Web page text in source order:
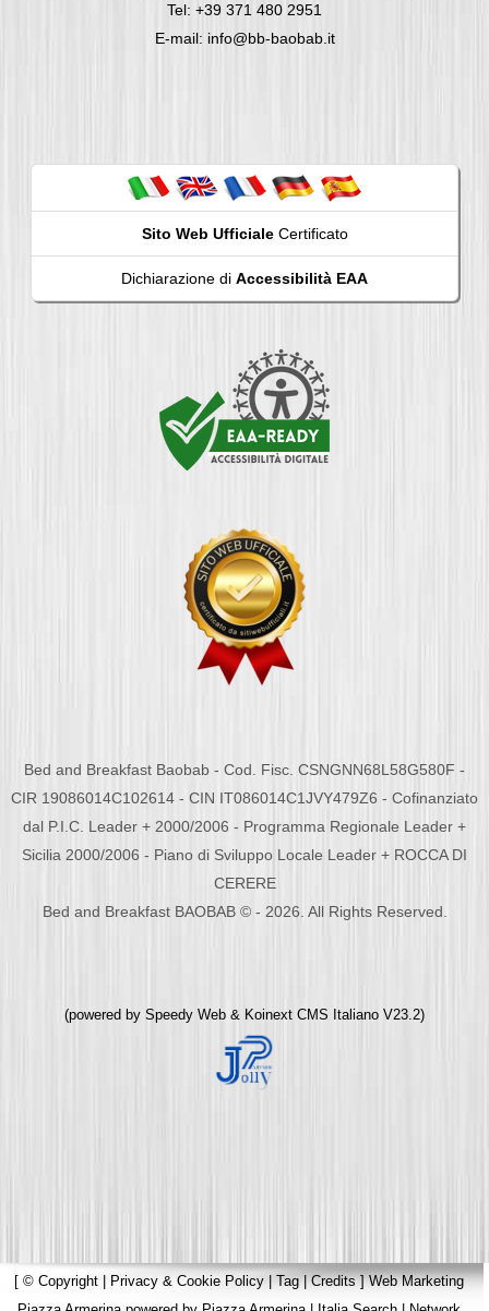
Tel: +39 371 480 2951
E-mail: info@bb-baobab.it
Sito Web UfficialeCertificato
Dichiarazione di Accessibilità EAA
Bed and Breakfast Baobab - Cod. Fisc. CSNGNN68L58G580F -
CIR 19086014C102614 - CIN IT086014C1JVY479Z6 - Cofinanziato
dal P.I.C. Leader + 2000/2006 - Programma Regionale Leader +
Sicilia 2000/2006 - Piano di Sviluppo Locale Leader + ROCCA DI
CERERE
Bed and Breakfast BAOBAB © - 2026. All Rights Reserved.
(powered by Speedy Web & Koinext CMS Italiano V23.2)
[ © Copyright | Privacy & Cookie Policy | Tag|Credits]Web Marketing